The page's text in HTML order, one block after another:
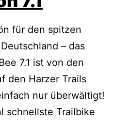
für den spitzen
– das
7.1 ist von den
den Harzer Trails
nur überwältigt!
schnellste Trailbike